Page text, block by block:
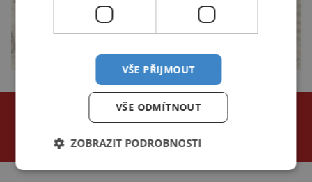
NEJČTENĚJŠÍ ČLÁNKY
za poslední
24 hodin 3 dny týden
VŠE PŘIJMOUT
VŠE ODMÍTNOUT
ZOBRAZIT PODROBNOSTI